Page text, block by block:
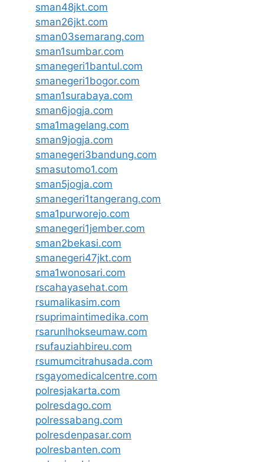
sman48jkt.com
sman26jkt.com
sman03semarang.com
sman1sumbar.com
smanegeri1bantul.com
smanegeri1bogor.com
sman1surabaya.com
sman6jogja.com
sma1magelang.com
sman9jogja.com
smanegeri3bandung.com
smasutomo1.com
sman5jogja.com
smanegeri1tangerang.com
sma1purworejo.com
smanegeri1jember.com
sman2bekasi.com
smanegeri47jkt.com
sma1wonosari.com
rscahayasehat.com
rsumalikasim.com
rsuprimaintimedika.com
rsarunlhokseumaw.com
rsufauziahbireu.com
rsumumcitrahusada.com
rsgayomedicalcentre.com
polresjakarta.com
polresdago.com
polressabang.com
polresdenpasar.com
polresbanten.com